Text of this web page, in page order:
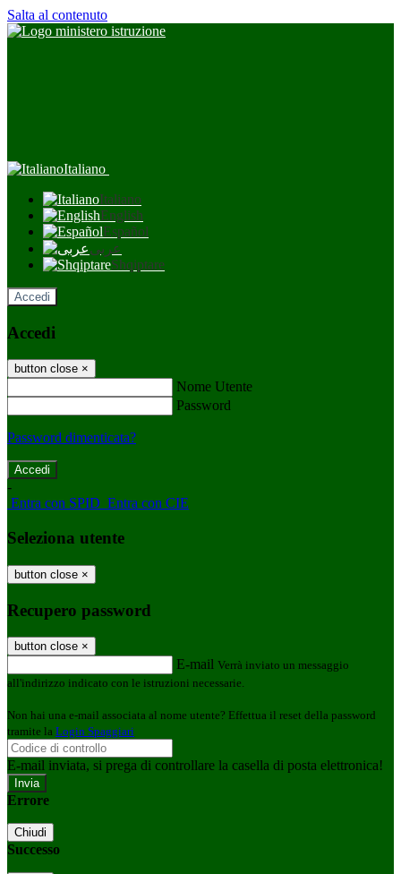
Salta al contenuto
Italiano
Italiano
English
Español
عربى
Shqiptare
Accedi
Accedi
button close ×
Nome Utente
Password
Password dimenticata?
-
Entra con SPID Entra con CIE
Seleziona utente
button close ×
Recupero password
button close ×
E-mail Verrà inviato un messaggio
all'indirizzo indicato con le istruzioni necessarie.
Non hai una e-mail associata al nome utente? Effettua il reset della password
tramite la Login Spaggiari
E-mail inviata, si prega di controllare la casella di posta elettronica!
Errore
Chiudi
Successo